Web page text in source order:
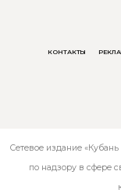
КОНТАКТЫ
Сетевое издание
по надзору в сфере